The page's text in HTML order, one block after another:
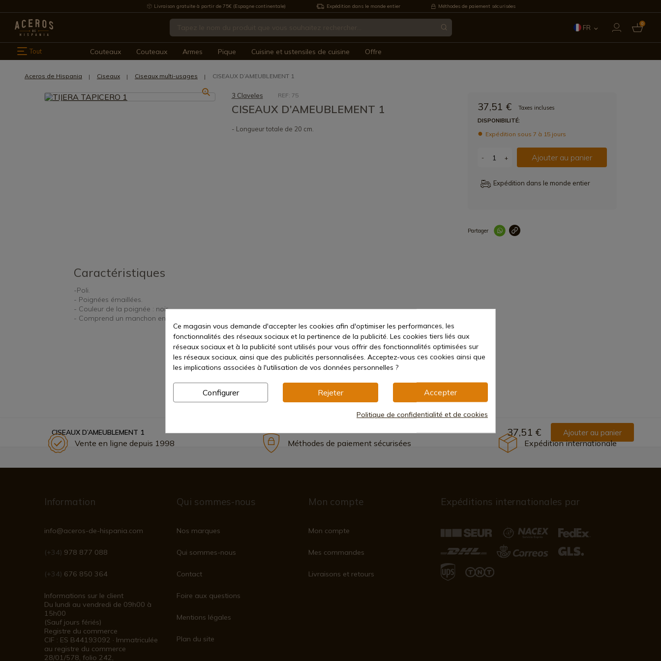
Livraison gratuite à partir de 75€ (Espagne continentale) Expédition dans le monde entier Méthodes de paiement sécurisées
FR 0
Tout Couteaux Couteaux Armes Pique Cuisine et ustensiles de cuisine Offre
Aceros de Hispania Ciseaux Ciseaux multi-usages CISEAUX D’AMEUBLEMENT 1
3 Claveles REF: 75
CISEAUX D’AMEUBLEMENT 1
- Longueur totale de 20 cm.
37,51 €
Taxes incluses
DISPONIBILITÉ:
Expédition sous 7 à 15 jours
- + Ajouter au panier
Expédition dans le monde entier
Partager
Caractéristiques
-Poli.
- Poignées émaillées.
- Couleur de la poignée : noir.
- Comprend un manchon en plastique.
CISEAUX D’AMEUBLEMENT 1 37,51 € Ajouter au panier
Vente en ligne depuis 1998 Méthodes de paiement sécurisées Expédition internationale
Information
info@aceros-de-hispania.com
(+34) 978 877 088
(+34) 676 850 364
Informations sur le client
Du lundi au vendredi de 09h00 à
15h00
(Sauf jours fériés)
Registre du commerce
CIF : ES B44193092 · Immatriculée
au registre du commerce
28/01/578, folio 242,
Qui sommes-nous
Nos marques
Qui sommes-nous
Contact
Foire aux questions
Mentions légales
Plan du site
Mon compte
Mon compte
Mes commandes
Livraisons et retours
Expéditions internationales par
Ce magasin vous demande d'accepter les cookies afin d'optimiser les performances, les
fonctionnalités des réseaux sociaux et la pertinence de la publicité. Les cookies tiers liés aux
réseaux sociaux et à la publicité sont utilisés pour vous offrir des fonctionnalités optimisées sur
les réseaux sociaux, ainsi que des publicités personnalisées. Acceptez-vous ces cookies ainsi que
les implications associées à l'utilisation de vos données personnelles ?
Configurer Rejeter Accepter
Politique de confidentialité et de cookies